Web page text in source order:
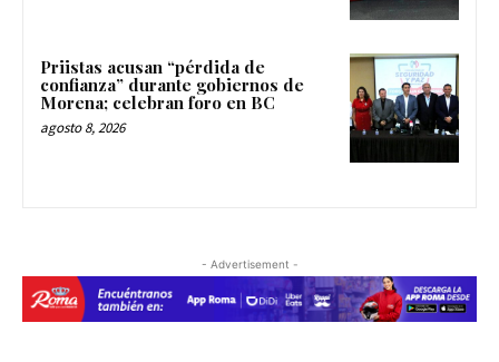
Priistas acusan “pérdida de
confianza” durante gobiernos de
Morena; celebran foro en BC
agosto 8, 2026
- Advertisement -